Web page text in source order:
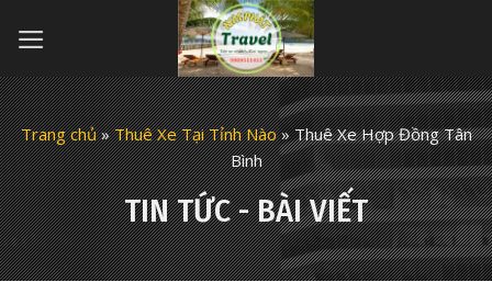
Trang chủ»Thuê Xe Tại Tỉnh Nào»Thuê Xe Hợp Đồng Tân
Bình
TIN TỨC - BÀI VIẾT